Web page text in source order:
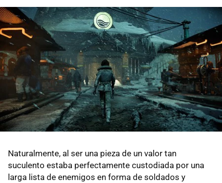
Naturalmente, al ser una pieza de un valor tan
suculento estaba perfectamente custodiada por una
larga lista de enemigos en forma de soldados y